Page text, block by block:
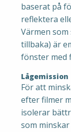
baserat på
reflektera
Värmen
tillbaka) är
fönster med
Lågemission
För att
efter filmer
isolerar
som